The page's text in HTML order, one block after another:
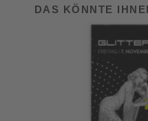
DAS KÖNNTE